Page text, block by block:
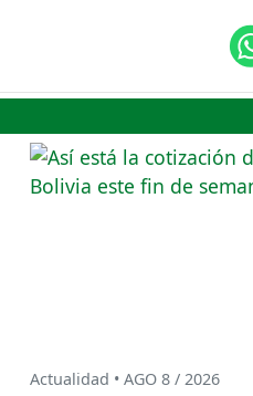
Actualidad • AGO 8 / 2026